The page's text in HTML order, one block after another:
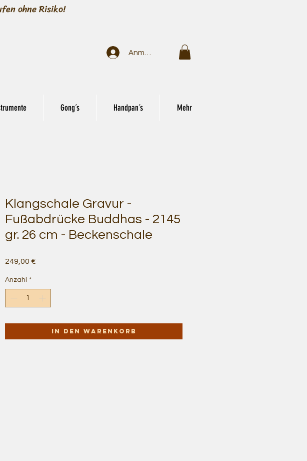
ohne Risiko!
Anmelden
Gong´s Handpan´s Mehr
Klangschale Gravur -
Fußabdrücke Buddhas - 2145
gr. 26 cm - Beckenschale
249,00 €
Anzahl *
In den Warenkorb